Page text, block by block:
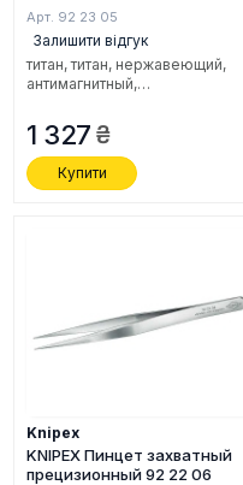
Арт. 92 23 05
Залишити відгук
титан, титан, нержавеющий,
антимагнитный,
1 327
Купити
Knipex
KNIPEX Пинцет захватный
прецизионный 92 22 06